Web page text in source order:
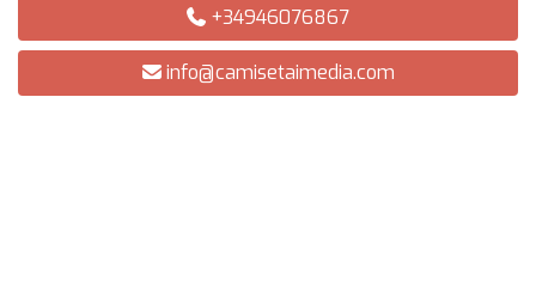
+34946076867
info@camisetaimedia.com